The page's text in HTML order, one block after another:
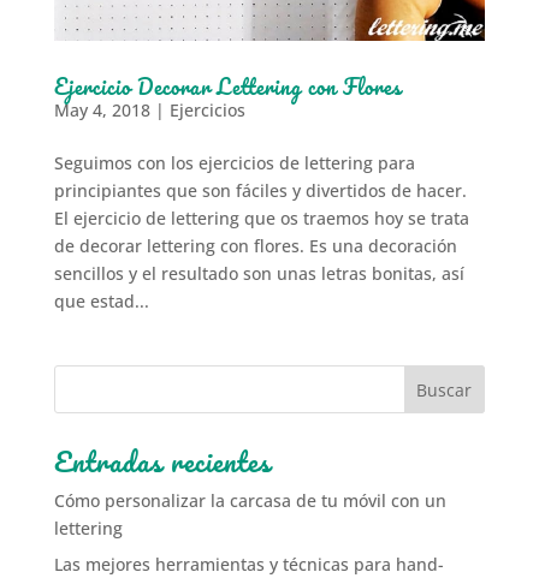
Ejercicio Decorar Lettering con Flores
May 4, 2018| Ejercicios
Seguimos con los ejercicios de lettering para
principiantes que son fáciles y divertidos de hacer.
El ejercicio de lettering que os traemos hoy se trata
de decorar lettering con flores. Es una decoración
sencillos y el resultado son unas letras bonitas, así
que estad...
Entradas recientes
Cómo personalizar la carcasa de tu móvil con un
lettering
Las mejores herramientas y técnicas para hand-